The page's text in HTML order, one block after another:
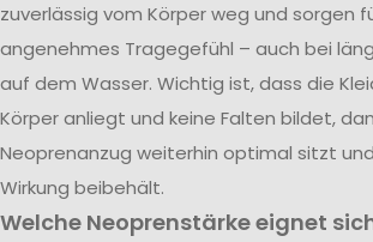
zuverlässig vom Körper weg und sorgen
angenehmes Tragegefühl – auch bei
auf dem Wasser. Wichtig ist, dass die
Körper anliegt und keine Falten bildet,
Neoprenanzug weiterhin optimal sitzt
Wirkung beibehält.
Welche Neoprenstärke eignet